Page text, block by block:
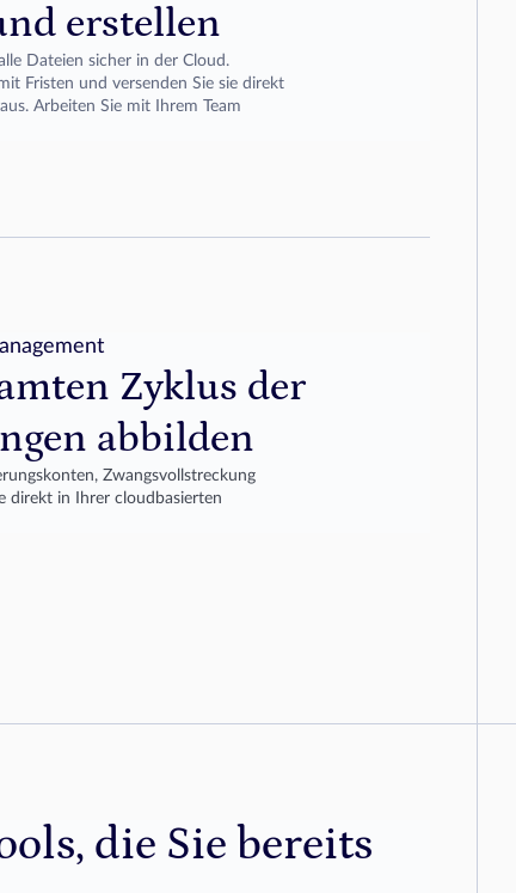
erstellen
Dateien sicher in der Cloud.
Fristen und versenden Sie sie direkt
Arbeiten Sie mit Ihrem Team
Zyklus der
abbilden
Zwangsvollstreckung
direkt in Ihrer cloudbasierten
die Sie bereits